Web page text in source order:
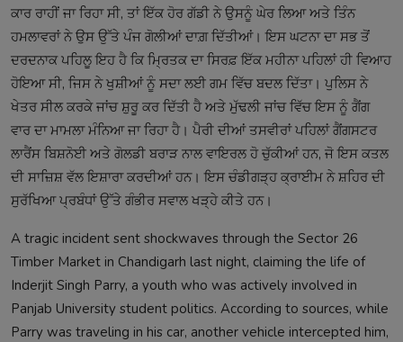
ਕਾਰ ਰਾਹੀਂ ਜਾ ਰਿਹਾ ਸੀ, ਤਾਂ ਇੱਕ ਹੋਰ ਗੱਡੀ ਨੇ ਉਸਨੂੰ ਘੇਰ ਲਿਆ ਅਤੇ ਤਿੰਨ
ਹਮਲਾਵਰਾਂ ਨੇ ਉਸ ਉੱਤੇ ਪੰਜ ਗੋਲੀਆਂ ਦਾਗ਼ ਦਿੱਤੀਆਂ। ਇਸ ਘਟਨਾ ਦਾ ਸਭ ਤੋਂ
ਦਰਦਨਾਕ ਪਹਿਲੂ ਇਹ ਹੈ ਕਿ ਮ੍ਰਿਤਕ ਦਾ ਸਿਰਫ਼ ਇੱਕ ਮਹੀਨਾ ਪਹਿਲਾਂ ਹੀ ਵਿਆਹ
ਹੋਇਆ ਸੀ, ਜਿਸ ਨੇ ਖੁਸ਼ੀਆਂ ਨੂੰ ਸਦਾ ਲਈ ਗਮ ਵਿੱਚ ਬਦਲ ਦਿੱਤਾ। ਪੁਲਿਸ ਨੇ
ਖੇਤਰ ਸੀਲ ਕਰਕੇ ਜਾਂਚ ਸ਼ੁਰੂ ਕਰ ਦਿੱਤੀ ਹੈ ਅਤੇ ਮੁੱਢਲੀ ਜਾਂਚ ਵਿੱਚ ਇਸ ਨੂੰ ਗੈਂਗ
ਵਾਰ ਦਾ ਮਾਮਲਾ ਮੰਨਿਆ ਜਾ ਰਿਹਾ ਹੈ। ਪੈਰੀ ਦੀਆਂ ਤਸਵੀਰਾਂ ਪਹਿਲਾਂ ਗੈਂਗਸਟਰ
ਲਾਰੈਂਸ ਬਿਸ਼ਨੋਈ ਅਤੇ ਗੋਲਡੀ ਬਰਾੜ ਨਾਲ ਵਾਇਰਲ ਹੋ ਚੁੱਕੀਆਂ ਹਨ, ਜੋ ਇਸ ਕਤਲ
ਦੀ ਸਾਜ਼ਿਸ਼ ਵੱਲ ਇਸ਼ਾਰਾ ਕਰਦੀਆਂ ਹਨ। ਇਸ ਚੰਡੀਗੜ੍ਹ ਕ੍ਰਾਈਮ ਨੇ ਸ਼ਹਿਰ ਦੀ
ਸੁਰੱਖਿਆ ਪ੍ਰਬੰਧਾਂ ਉੱਤੇ ਗੰਭੀਰ ਸਵਾਲ ਖੜ੍ਹੇ ਕੀਤੇ ਹਨ।
A tragic incident sent shockwaves through the Sector 26
Timber Market in Chandigarh last night, claiming the life of
Inderjit Singh Parry, a youth who was actively involved in
Panjab University student politics. According to sources, while
Parry was traveling in his car, another vehicle intercepted him,